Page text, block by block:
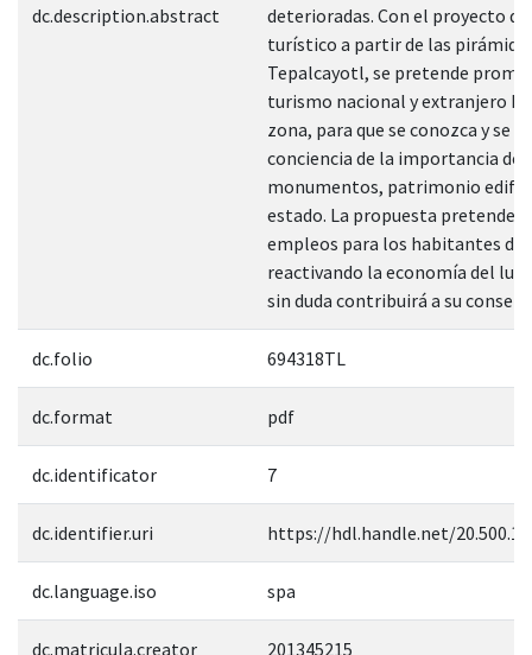
dc.description.abstract
deterioradas. Con el proyecto
turístico a partir de las
Tepalcayotl, se pretende
turismo nacional y extranjero
zona, para que se conozca y se
conciencia de la importancia de
monumentos, patrimonio
estado. La propuesta pretende
empleos para los habitantes de
reactivando la economía del
sin duda contribuirá a su
dc.folio 694318TL
dc.format pdf
dc.identificator 7
dc.identifier.uri https://hdl.handle.net/
dc.language.iso spa
dc.matricula.creator 201345215